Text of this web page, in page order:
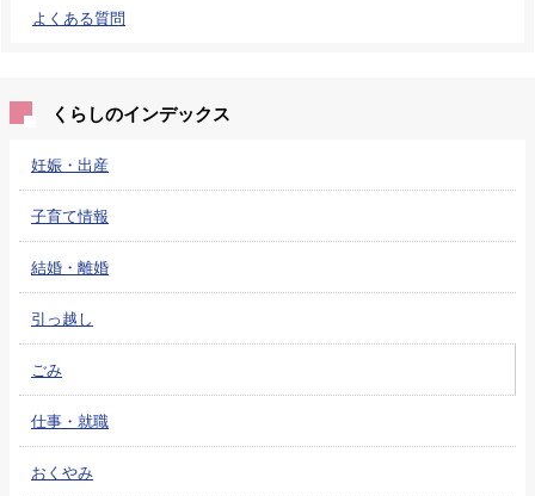
よくある質問
くらしのインデックス
妊娠・出産
子育て情報
結婚・離婚
引っ越し
ごみ
仕事・就職
おくやみ